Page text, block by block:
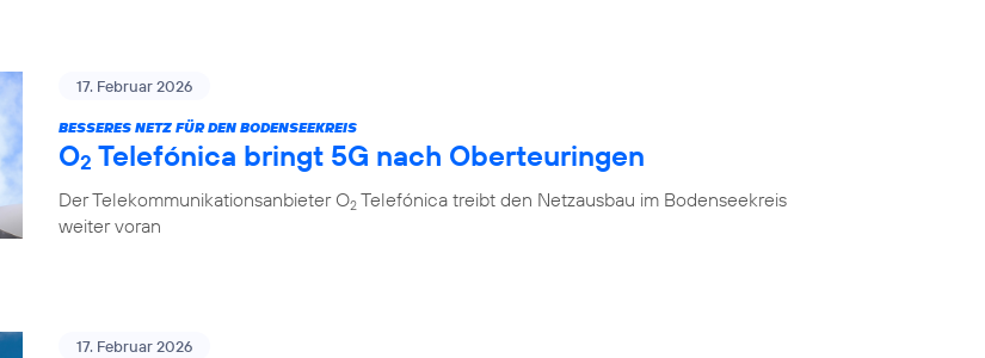
17. Februar 2026
BESSERES NETZ FÜR DEN BODENSEEKREIS
O2 Telefónica bringt 5G nach Oberteuringen
Der Telekommunikationsanbieter O2 Telefónica treibt den Netzausbau im Bodenseekreis
weiter voran
17. Februar 2026